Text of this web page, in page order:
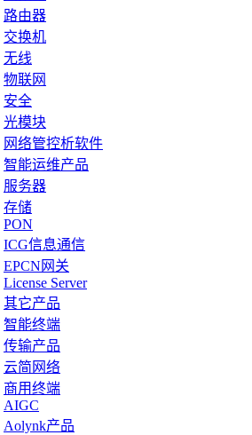
路由器
交换机
无线
物联网
安全
光模块
网络管控析软件
智能运维产品
服务器
存储
PON
ICG信息通信
EPCN网关
License Server
其它产品
智能终端
传输产品
云简网络
商用终端
AIGC
Aolynk产品